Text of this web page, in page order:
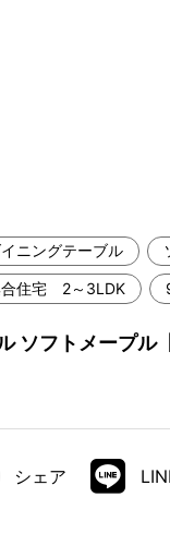
HOME
イニングテーブル
住宅 2～3LDK
ソフトメープル
シェア